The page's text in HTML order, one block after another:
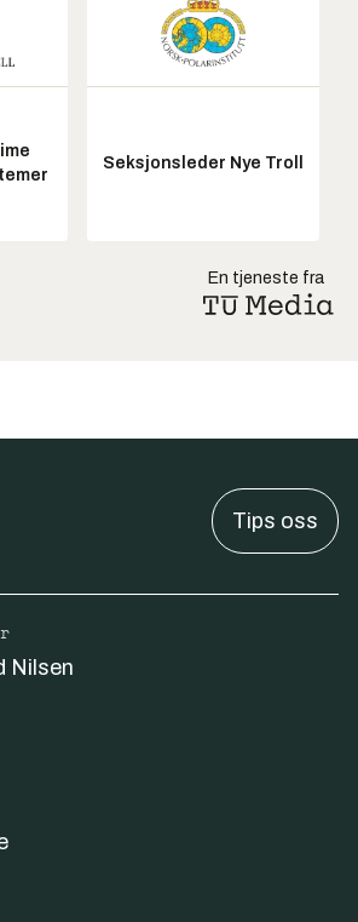
Seksjonsleder Nye Troll
En tjeneste fra
Tips oss
Nilsen